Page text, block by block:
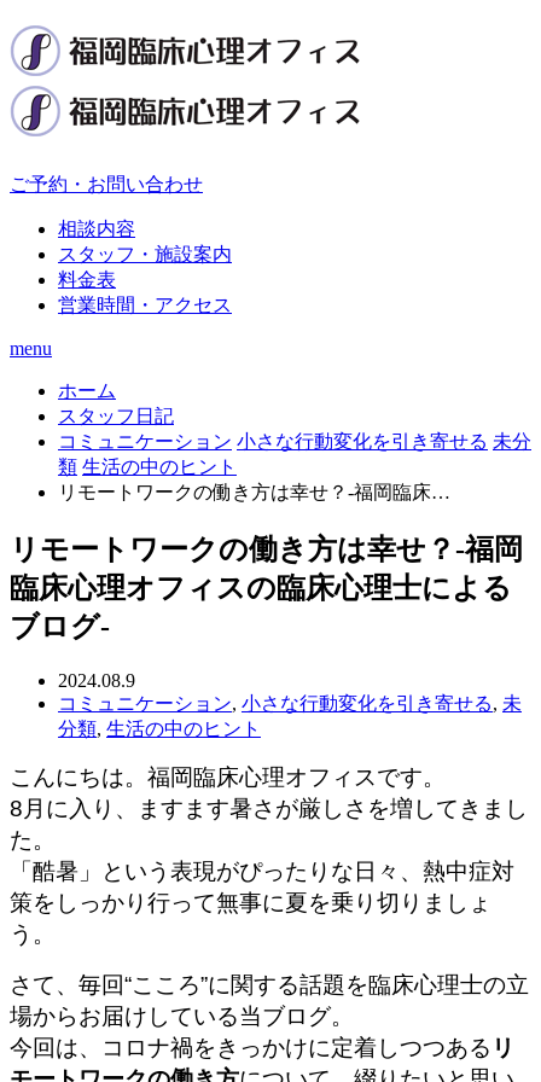
ご予約・お問い合わせ
相談内容
スタッフ・施設案内
料金表
営業時間・アクセス
menu
ホーム
スタッフ日記
コミュニケーション 小さな行動変化を引き寄せる 未分
類 生活の中のヒント
リモートワークの働き方は幸せ？-福岡臨床…
リモートワークの働き方は幸せ？-福岡
臨床心理オフィスの臨床心理士による
ブログ-
2024.08.9
コミュニケーション, 小さな行動変化を引き寄せる, 未
分類, 生活の中のヒント
こんにちは。福岡臨床心理オフィスです。
8月に入り、ますます暑さが厳しさを増してきまし
た。
「酷暑」という表現がぴったりな日々、熱中症対
策をしっかり行って無事に夏を乗り切りましょ
う。
さて、毎回“こころ”に関する話題を臨床心理士の立
場からお届けしている当ブログ。
今回は、コロナ禍をきっかけに定着しつつある リ